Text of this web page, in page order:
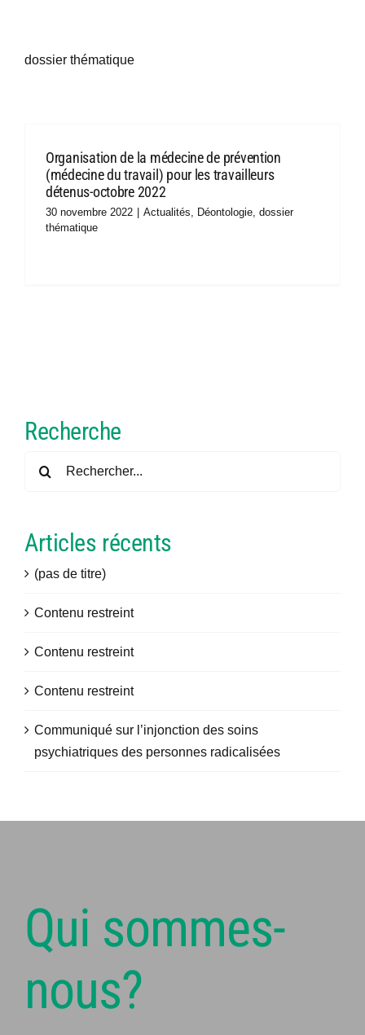
Adhésion
Congrès
dossier thématique
Organisation de la médecine de prévention
(médecine du travail) pour les travailleurs
détenus-octobre 2022
30 novembre 2022 Actualités, Déontologie, dossier
thématique
Recherche
Articles récents
(pas de titre)
Contenu restreint
Contenu restreint
Contenu restreint
Communiqué sur l’injonction des soins
psychiatriques des personnes radicalisées
Qui sommes-
nous?